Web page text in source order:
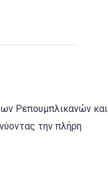
Ρεπουμπλικανών και
την πλήρη